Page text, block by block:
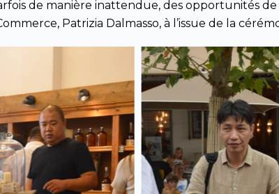
de manière inattendue, des opportunités
Patrizia Dalmasso, à l’issue de la